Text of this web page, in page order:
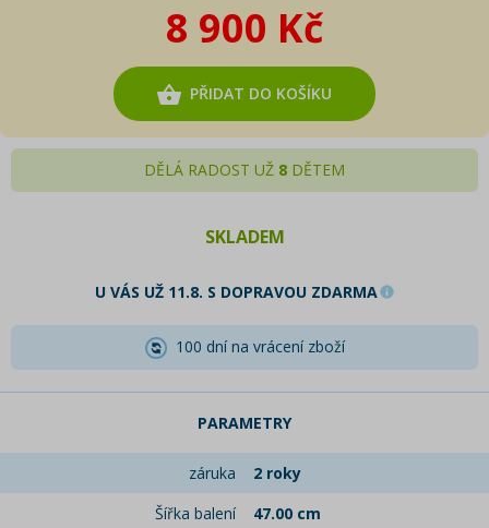
8 900 Kč
PŘIDAT DO KOŠÍKU
DĚLÁ RADOST UŽ 8 DĚTEM
SKLADEM
U VÁS UŽ 11.8. S DOPRAVOU ZDARMA
100 dní na vrácení zboží
PARAMETRY
záruka
2 roky
Šířka balení
47.00 cm